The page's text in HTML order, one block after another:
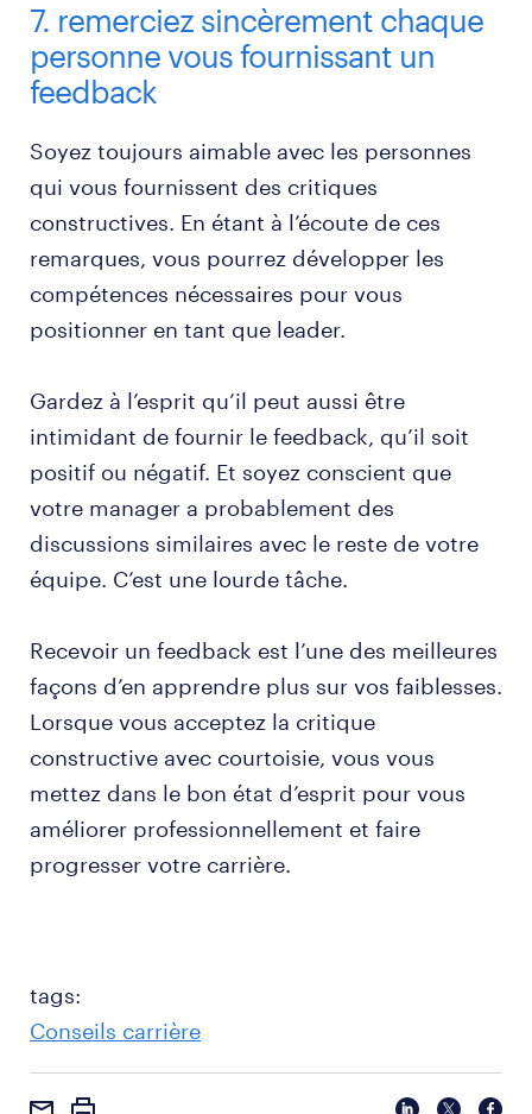
7. remerciez sincèrement chaque
personne vous fournissant un
feedback
Soyez toujours aimable avec les personnes
qui vous fournissent des critiques
constructives. En étant à l’écoute de ces
remarques, vous pourrez développer les
compétences nécessaires pour vous
positionner en tant que leader.
Gardez à l’esprit qu’il peut aussi être
intimidant de fournir le feedback, qu’il soit
positif ou négatif. Et soyez conscient que
votre manager a probablement des
discussions similaires avec le reste de votre
équipe. C’est une lourde tâche.
Recevoir un feedback est l’une des meilleures
façons d’en apprendre plus sur vos faiblesses.
Lorsque vous acceptez la critique
constructive avec courtoisie, vous vous
mettez dans le bon état d’esprit pour vous
améliorer professionnellement et faire
progresser votre carrière.
tags:
Conseils carrière